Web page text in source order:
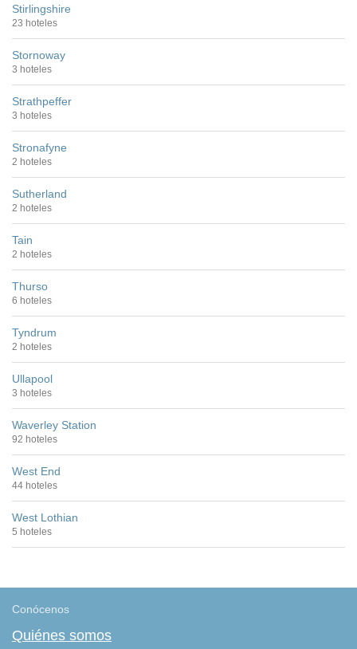
Stirlingshire
23 hoteles
Stornoway
3 hoteles
Strathpeffer
3 hoteles
Stronafyne
2 hoteles
Sutherland
2 hoteles
Tain
2 hoteles
Thurso
6 hoteles
Tyndrum
2 hoteles
Ullapool
3 hoteles
Waverley Station
92 hoteles
West End
44 hoteles
West Lothian
5 hoteles
Conócenos
Quiénes somos